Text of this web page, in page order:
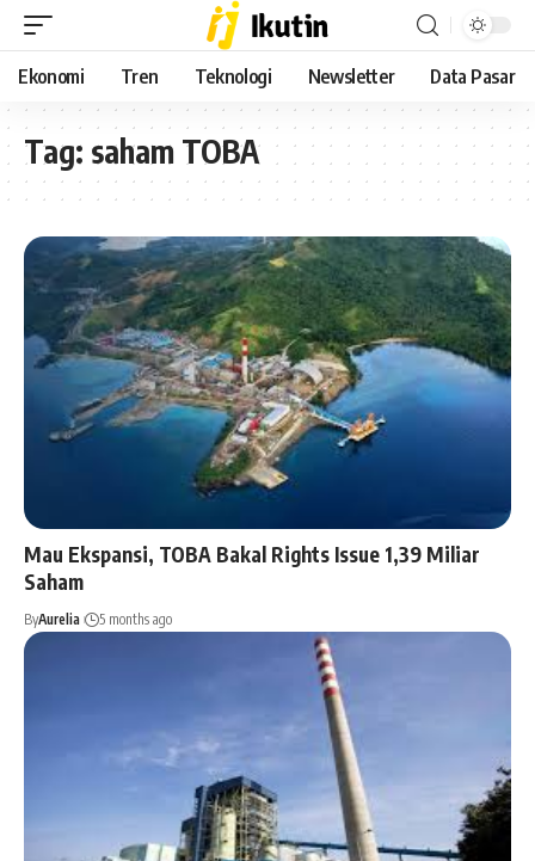
Ekonomi Tren Teknologi Newsletter Data Pasar
Tag: saham TOBA
Mau Ekspansi, TOBA Bakal Rights Issue 1,39 Miliar
Saham
ByAurelia 5 months ago